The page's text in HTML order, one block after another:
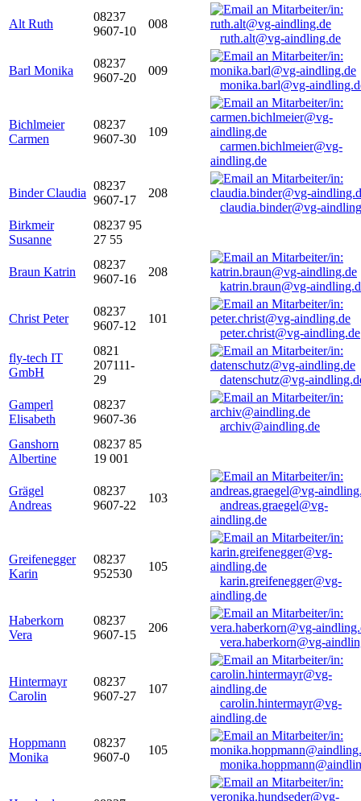
Alt Ruth
08237
9607-10
008
ruth.alt@vg-aindling.de
Barl Monika
08237
9607-20
009
monika.barl@vg-
Bichlmeier
Carmen
08237
9607-30
109
carmen.bichlmeier@vg-
aindling.de
Binder Claudia
08237
9607-17
208
claudia.binder@vg-
Birkmeir
Susanne
08237 95
27 55
Braun Katrin
08237
9607-16
208
katrin.braun@vg-
Christ Peter
08237
9607-12
101
peter.christ@vg-aindling.de
fly-tech IT
GmbH
0821
207111-
29
datenschutz@vg-
Gamperl
Elisabeth
08237
9607-36
archiv@aindling.de
Ganshorn
Albertine
08237 85
19 001
Grägel
Andreas
08237
9607-22
103
andreas.graegel@vg-
aindling.de
Greifenegger
Karin
08237
952530
105
karin.greifenegger@vg-
aindling.de
Haberkorn
Vera
08237
9607-15
206
vera.haberkorn@vg-
Hintermayr
Carolin
08237
9607-27
107
carolin.hintermayr@vg-
aindling.de
Hoppmann
Monika
08237
9607-0
105